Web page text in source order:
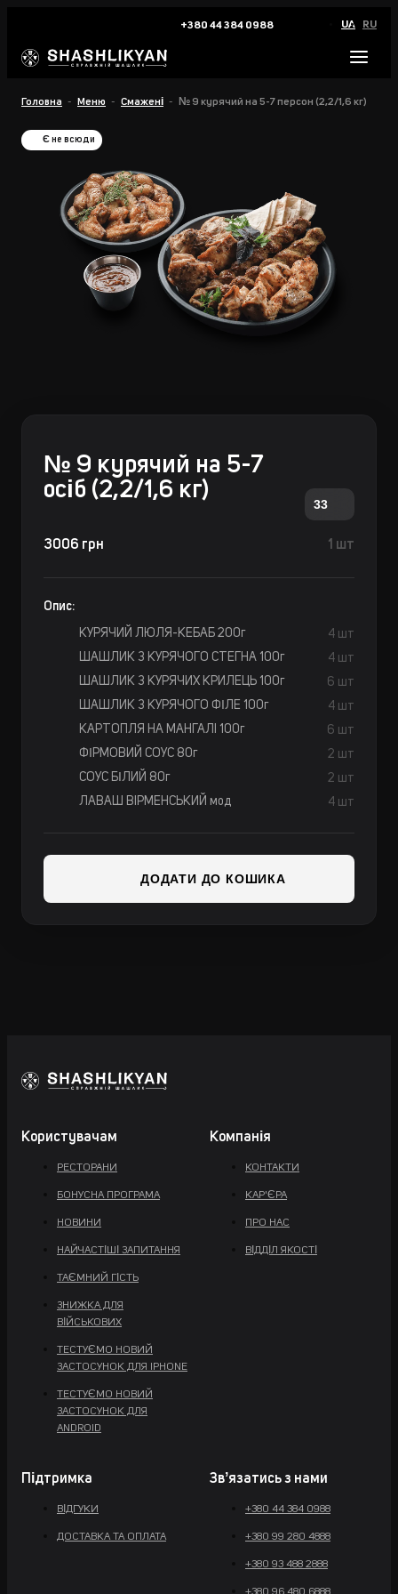
+380 44 384 0988 UA RU
Головна Меню Смажені № 9 курячий на 5-7 персон (2,2/1,6 кг)
№ 9 курячий на 5-7
осіб (2,2/1,6 кг)
33
3006 грн 1 шт
Опис:
КУРЯЧИЙ ЛЮЛЯ-КЕБАБ 200г
4 шт
ШАШЛИК З КУРЯЧОГО СТЕГНА 100г
4 шт
ШАШЛИК З КУРЯЧИХ КРИЛЕЦЬ 100г
6 шт
ШАШЛИК З КУРЯЧОГО ФІЛЕ 100г
4 шт
КАРТОПЛЯ НА МАНГАЛI 100г
6 шт
ФІРМОВИЙ СОУС 80г
2 шт
СОУС БІЛИЙ 80г
2 шт
ЛАВАШ ВIРМЕНСЬКИЙ мод
4 шт
ДОДАТИ ДО КОШИКА
Є не всюди
Користувачам
РЕСТОРАНИ
БОНУСНА ПРОГРАМА
НОВИНИ
НАЙЧАСТІШІ ЗАПИТАННЯ
ТАЄМНИЙ ГІСТЬ
ЗНИЖКА ДЛЯ
ВІЙСЬКОВИХ
ТЕСТУЄМО НОВИЙ
ЗАСТОСУНОК ДЛЯ IPHONE
ТЕСТУЄМО НОВИЙ
ЗАСТОСУНОК ДЛЯ
ANDROID
Компанія
КОНТАКТИ
КАР'ЄРА
ПРО НАС
ВІДДІЛ ЯКОСТІ
Підтримка
ВІДГУКИ
ДОСТАВКА ТА ОПЛАТА
Звʼязатись з нами
+380 44 384 0988
+380 99 280 4888
+380 93 488 2888